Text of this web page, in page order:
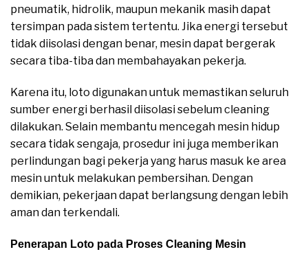
pneumatik, hidrolik, maupun mekanik masih dapat
tersimpan pada sistem tertentu. Jika energi tersebut
tidak diisolasi dengan benar, mesin dapat bergerak
secara tiba-tiba dan membahayakan pekerja.
Karena itu, loto digunakan untuk memastikan seluruh
sumber energi berhasil diisolasi sebelum cleaning
dilakukan. Selain membantu mencegah mesin hidup
secara tidak sengaja, prosedur ini juga memberikan
perlindungan bagi pekerja yang harus masuk ke area
mesin untuk melakukan pembersihan. Dengan
demikian, pekerjaan dapat berlangsung dengan lebih
aman dan terkendali.
Penerapan Loto pada Proses Cleaning Mesin